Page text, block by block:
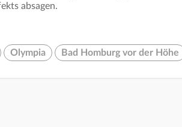
absagen.
Olympia Bad Homburg vor der Höhe